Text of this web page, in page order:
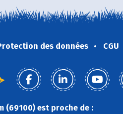
des données CGU
(69100) est proche de :